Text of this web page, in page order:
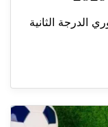
الدرجة الثانية